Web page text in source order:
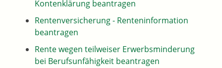
Kontenklärung beantragen
Rentenversicherung - Renteninformation
beantragen
Rente wegen teilweiser Erwerbsminderung
bei Berufsunfähigkeit beantragen